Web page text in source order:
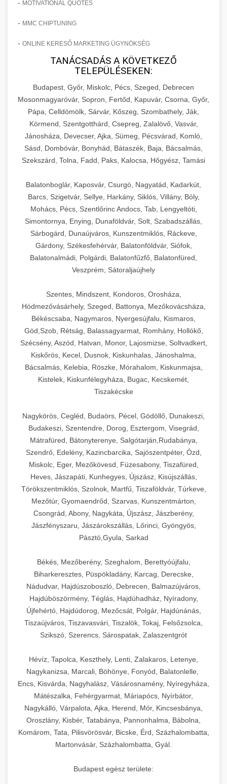
- MOTIVATIONAL QUOTES
- MMC CHIPTUNING
- ONLINE KERESŐ MARKETING ÜGYNÖKSÉG
TANÁCSADÁS A KÖVETKEZŐ
TELEPÜLÉSEKEN:
Budapest, Győr, Miskolc, Pécs, Szeged, Debrecen
Mosonmagyaróvár, Sopron, Fertőd, Kapuvár, Csorna, Győr,
Pápa, Celldömölk, Sárvár, Kőszeg, Szombathely, Ják,
Körmend, Szentgotthárd, Csepreg, Zalalövő, Vasvár,
Jánosháza, Devecser, Ajka, Sümeg, Pécsvárad, Komló,
Sásd, Dombóvár, Bonyhád, Bátaszék, Baja, Bácsalmás,
Szekszárd, Tolna, Fadd, Paks, Kalocsa, Hőgyész, Tamási
Balatonboglár, Kaposvár, Csurgó, Nagyatád, Kadarkút,
Barcs, Szigetvár, Sellye, Harkány, Siklós, Villány, Bóly,
Mohács, Pécs, Szentlőrinc Andocs, Tab, Lengyeltóti,
Simontornya, Enying, Dunaföldvár, Solt, Szabadszállás,
Sárbogárd, Dunaújváros, Kunszentmiklós, Ráckeve,
Gárdony, Székesfehérvár, Balatonföldvár, Siófok,
Balatonalmádi, Polgárdi, Balatonfűzfő, Balatonfüred,
Veszprém, Sátoraljaújhely
Szentes, Mindszent, Kondoros, Orosháza,
Hódmezővásárhely, Szeged, Battonya, Mezőkovácsháza,
Békéscsaba, Nagymaros, Nyergesújfalu, Kismaros,
Göd,Szob, Rétság, Balassagyarmat, Romhány, Hollókő,
Szécsény, Aszód, Hatvan, Monor, Lajosmizse, Soltvadkert,
Kiskőrös, Kecel, Dusnok, Kiskunhalas, Jánoshalma,
Bácsalmás, Kelebia, Röszke, Mórahalom, Kiskunmajsa,
Kistelek, Kiskunfélegyháza, Bugac, Kecskemét,
Tiszakécske
Nagykörös, Cegléd, Budaörs, Pécel, Gödöllő, Dunakeszi,
Budakeszi, Szentendre, Dorog, Esztergom, Visegrád,
Mátrafüred, Bátonyterenye, Salgótarján,Rudabánya,
Szendrő, Edelény, Kazincbarcika, Sajószentpéter, Ózd,
Miskolc, Eger, Mezőkövesd, Füzesabony, Tiszafüred,
Heves, Jászapáti, Kunhegyes, Újszász, Kisújszállás,
Törökszentmiklós, Szolnok, Martfű, Tiszaföldvár, Túrkeve,
Mezőtúr, Gyomaendrőd, Szarvas, Kunszentmárton,
Csongrád, Abony, Nagykáta, Újszász, Jászberény,
Jászfényszaru, Jászárokszállás, Lőrinci, Gyöngyös,
Pásztó,Gyula, Sarkad
Békés, Mezőberény, Szeghalom, Berettyóújfalu,
Biharkeresztes, Püspökladány, Karcag, Derecske,
Nádudvar, Hajdúszoboszló, Debrecen, Balmazújváros,
Hajdúböszörmény, Téglás, Hajdúhadház, Nyíradony,
Újfehértó, Hajdúdorog, Mezőcsát, Polgár, Hajdúnánás,
Tiszaújváros, Tiszavasvári, Tiszalök, Tokaj, Felsőzsolca,
Szikszó, Szerencs, Sárospatak, Zalaszentgrót
Hévíz, Tapolca, Keszthely, Lenti, Zalakaros, Letenye,
Nagykanizsa, Marcali, Böhönye, Fonyód, Balatonlelle,
Encs, Kisvárda, Nagyhalász, Vásárosnamény, Nyíregyháza,
Mátészalka, Fehérgyarmat, Máriapócs, Nyírbátor,
Nagykálló, Várpalota, Ajka, Herend, Mór, Kincsesbánya,
Oroszlány, Kisbér, Tatabánya, Pannonhalma, Bábolna,
Komárom, Tata, Pilisvörösvár, Bicske, Érd, Százhalombatta,
Martonvásár, Százhalombatta, Gyál.
Budapest egész területe: